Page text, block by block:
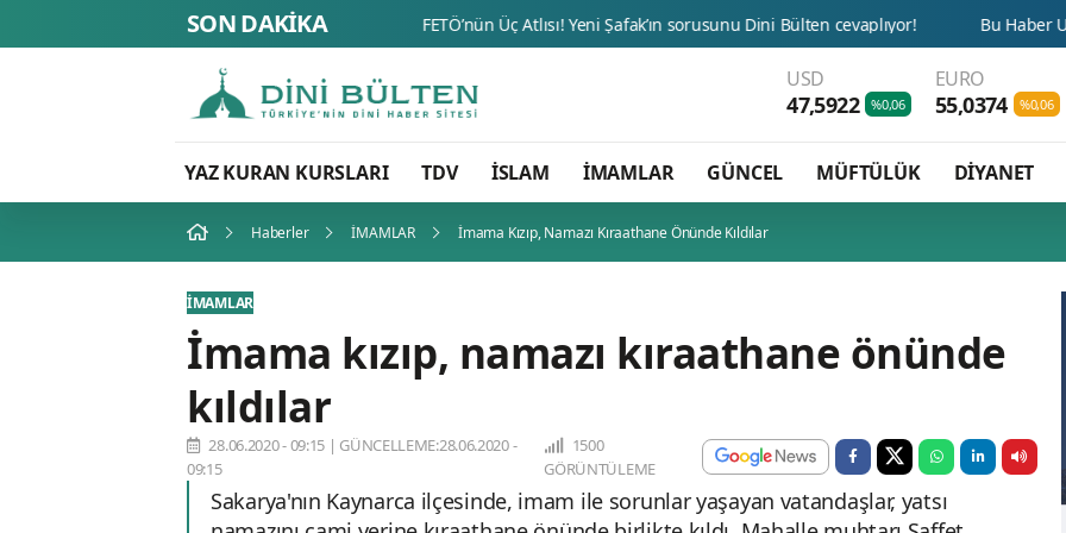
SON DAKİKA
USD
47,5922 %0,06
EURO
55,0374 %0,06
YAZ KURAN KURSLARI TDV İSLAM İMAMLAR GÜNCEL MÜFTÜLÜK DİYANET
Haberler İMAMLAR İmama Kızıp, Namazı Kıraathane Önünde Kıldılar
İMAMLAR
İmama kızıp, namazı kıraathane önünde
kıldılar
28.06.2020 - 09:15 | GÜNCELLEME:28.06.2020 -
09:15
1500
GÖRÜNTÜLEME
Sakarya'nın Kaynarca ilçesinde, imam ile sorunlar yaşayan vatandaşlar, yatsı